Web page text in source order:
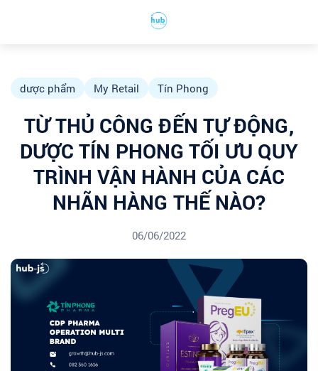
dược phẩm My Retail Tín Phong
TỪ THỦ CÔNG ĐẾN TỰ ĐỘNG,
DƯỢC TÍN PHONG TỐI ƯU QUY
TRÌNH VẬN HÀNH CỦA CÁC
NHÃN HÀNG THẾ NÀO?
06/06/2022